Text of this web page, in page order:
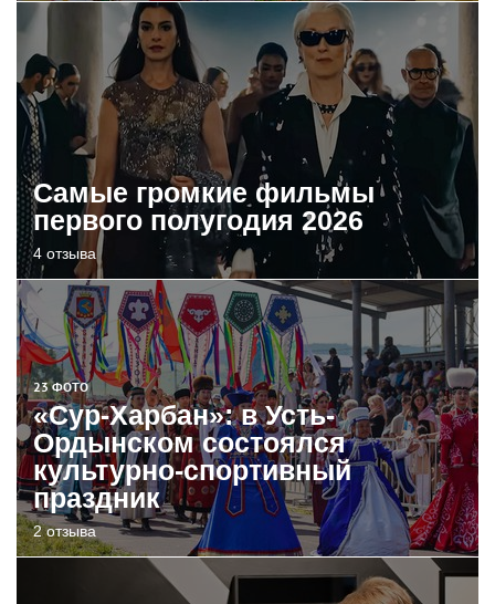
Самые громкие фильмы
первого полугодия 2026
4 отзыва
23 ФОТО
«Сур-Харбан»: в Усть-
Ордынском состоялся
культурно-спортивный
праздник
2 отзыва